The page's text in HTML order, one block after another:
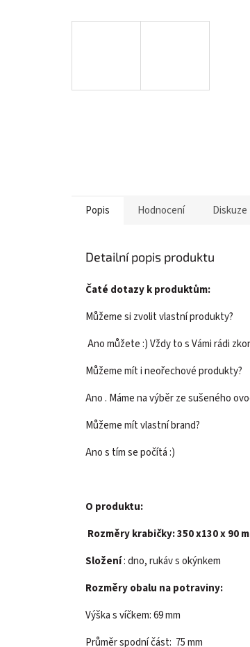
Popis Hodnocení Diskuze
Detailní popis produktu
Čaté dotazy k produktům:
Můžeme si zvolit vlastní produkty?
Ano můžete :) Vždy to s Vámi rádi
Můžeme mít i neořechové produkty?
Ano . Máme na výběr ze sušeného
Můžeme mít vlastní brand?
Ano s tím se počítá :)
O produktu:
Rozměry krabičky: 350 x130 x 90
Složení: dno, rukáv s okýnkem
Rozměry obalu na potraviny:
Výška s víčkem: 69 mm
Průměr spodní část: 75 mm